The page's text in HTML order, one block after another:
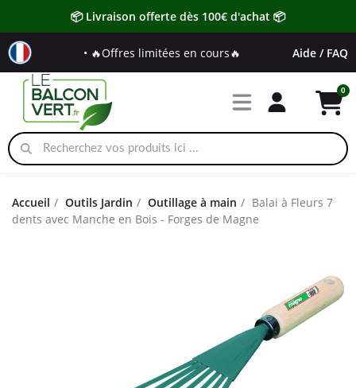
📦 Livraison offerte dès 100€ d'achat 📦
• 🔥Offres limitées en cours🔥 Aide / FAQ
Accueil Outils Jardin Outillage à main
Balai à Fleurs 7
dents avec Manche en Bois - Forges de Magne